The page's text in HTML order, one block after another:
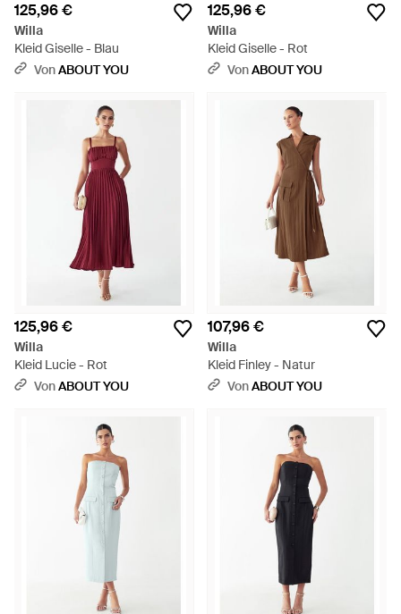
125,96 €
Willa
Kleid Giselle - Blau
VonABOUT YOU
125,96 €
Willa
Kleid Giselle - Rot
VonABOUT YOU
125,96 €
Willa
Kleid Lucie - Rot
VonABOUT YOU
107,96 €
Willa
Kleid Finley - Natur
VonABOUT YOU